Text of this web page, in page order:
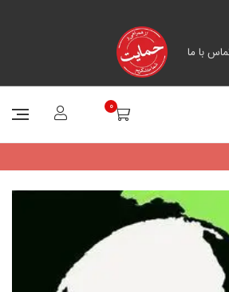
با ما
0